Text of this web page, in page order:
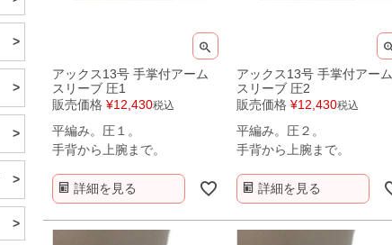
アックス13号 手掌付アーム
スリーブ 圧1
販売価格 ¥12,430税込
平編み。圧１。
手背から上腕まで。
詳細を見る
アックス13号 手掌付アーム
スリーブ 圧2
販売価格 ¥12,430税込
平編み。圧２。
手背から上腕まで。
詳細を見る